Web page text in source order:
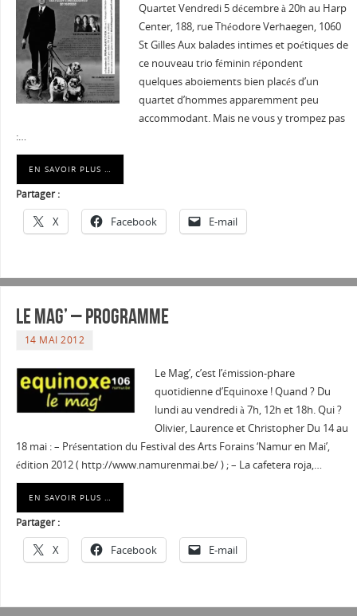
Quartet Vendredi 5 décembre à 20h au Harp
Center, 188, rue Théodore Verhaegen, 1060
St Gilles Aux balades intimes et poétiques de
ce nouveau trio féminin répondent
quelques aboiements bien placés d’un
quartet d’hommes apparemment peu
accommodant. Mais ne vous y trompez pas
:…
EN SAVOIR PLUS …
Partager :
X Facebook E-mail
Le Mag’ – Programme
14 MAI 2012
Le Mag’, c’est l’émission-phare
quotidienne d’Equinoxe ! Quand ? Du
lundi au vendredi à 7h, 12h et 18h. Qui ?
Olivier, Laurence et Christopher Du 14 au
18 mai : – Présentation du Festival des Arts Forains ‘Namur en Mai’,
édition 2012 ( http://www.namurenmai.be/ ) ; – La cafetera roja,…
EN SAVOIR PLUS …
Partager :
X Facebook E-mail